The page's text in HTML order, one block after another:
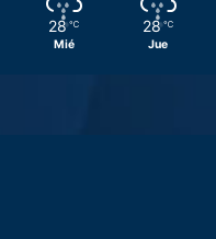
28 ℃
Mié
28 ℃
Jue